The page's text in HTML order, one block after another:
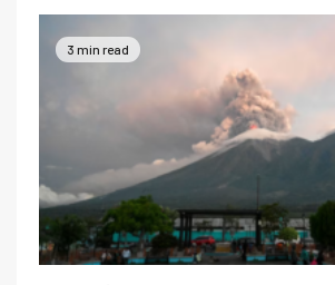
3 min read